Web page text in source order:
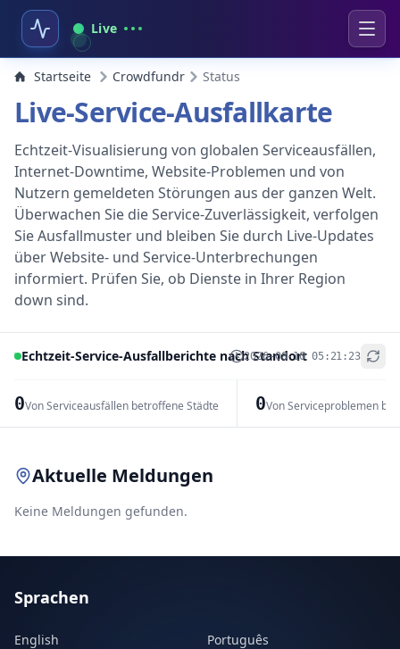
Live
Startseite Crowdfundr Status
Live-Service-Ausfallkarte
Echtzeit-Visualisierung von globalen Serviceausfällen,
Internet-Downtime, Website-Problemen und von
Nutzern gemeldeten Störungen aus der ganzen Welt.
Überwachen Sie die Service-Zuverlässigkeit, verfolgen
Sie Ausfallmuster und bleiben Sie durch Live-Updates
über Website- und Service-Unterbrechungen
informiert. Prüfen Sie, ob Dienste in Ihrer Region
down sind.
Echtzeit-Service-Ausfallberichte nach Standort
2026-08-10 05:21:23
0Von Serviceausfällen betroffene Städte 0Von Serviceproblemen
+
Aktuelle Meldungen
Keine Meldungen gefunden.
Sprachen
English
Português